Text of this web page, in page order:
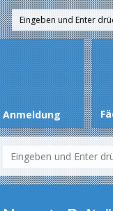
Anmeldung